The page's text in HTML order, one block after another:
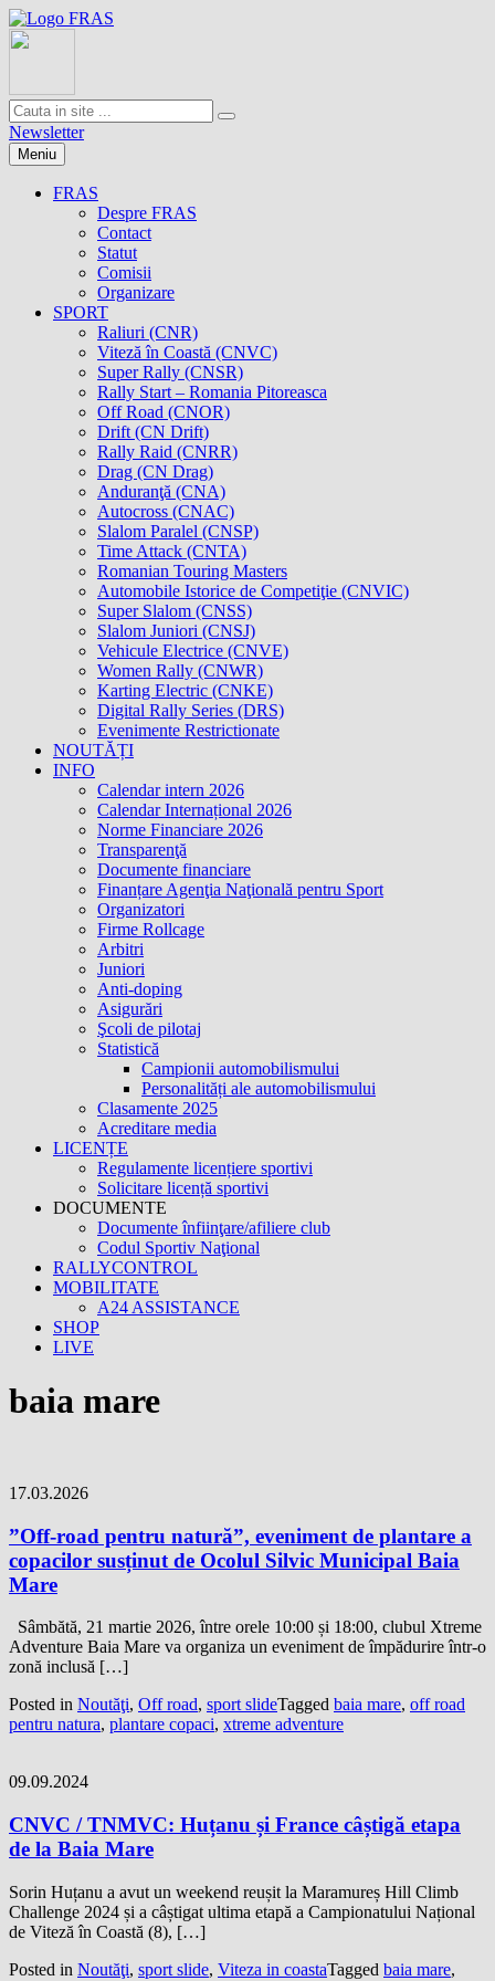
Newsletter
Meniu
FRAS
Despre FRAS
Contact
Statut
Comisii
Organizare
SPORT
Raliuri (CNR)
Viteză în Coastă (CNVC)
Super Rally (CNSR)
Rally Start – Romania Pitoreasca
Off Road (CNOR)
Drift (CN Drift)
Rally Raid (CNRR)
Drag (CN Drag)
Anduranţă (CNA)
Autocross (CNAC)
Slalom Paralel (CNSP)
Time Attack (CNTA)
Romanian Touring Masters
Automobile Istorice de Competiţie (CNVIC)
Super Slalom (CNSS)
Slalom Juniori (CNSJ)
Vehicule Electrice (CNVE)
Women Rally (CNWR)
Karting Electric (CNKE)
Digital Rally Series (DRS)
Evenimente Restrictionate
NOUTĂȚI
INFO
Calendar intern 2026
Calendar Internațional 2026
Norme Financiare 2026
Transparenţă
Documente financiare
Finanțare Agenţia Naţională pentru Sport
Organizatori
Firme Rollcage
Arbitri
Juniori
Anti-doping
Asigurări
Şcoli de pilotaj
Statistică
Campionii automobilismului
Personalități ale automobilismului
Clasamente 2025
Acreditare media
LICENȚE
Regulamente licențiere sportivi
Solicitare licență sportivi
DOCUMENTE
Documente înfiinţare/afiliere club
Codul Sportiv Naţional
RALLYCONTROL
MOBILITATE
A24 ASSISTANCE
SHOP
LIVE
baia mare
17.03.2026
”Off-road pentru natură”, eveniment de plantare a
copacilor susținut de Ocolul Silvic Municipal Baia
Mare
Sâmbătă, 21 martie 2026, între orele 10:00 și 18:00, clubul Xtreme
Adventure Baia Mare va organiza un eveniment de împădurire într-o
zonă inclusă […]
Posted in Noutăţi, Off road, sport slideTagged baia mare, off road
pentru natura, plantare copaci, xtreme adventure
09.09.2024
CNVC / TNMVC: Huțanu și France câștigă etapa
de la Baia Mare
Sorin Huțanu a avut un weekend reușit la Maramureș Hill Climb
Challenge 2024 și a câștigat ultima etapă a Campionatului Național
de Viteză în Coastă (8), […]
Posted in Noutăţi, sport slide, Viteza in coastaTagged baia mare,